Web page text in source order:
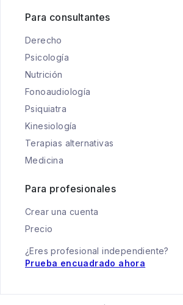
Para consultantes
Derecho
Psicología
Nutrición
Fonoaudiología
Psiquiatra
Kinesiología
Terapias alternativas
Medicina
Para profesionales
Crear una cuenta
Precio
¿Eres profesional independiente?
Prueba encuadrado ahora